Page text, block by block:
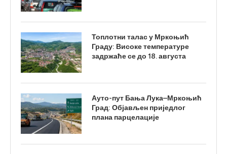
Топлотни талас у Мркоњић
Граду: Високе температуре
задржаће се до 18. августа
Ауто-пут Бања Лука–Мркоњић
Град: Објављен приједлог
плана парцелације